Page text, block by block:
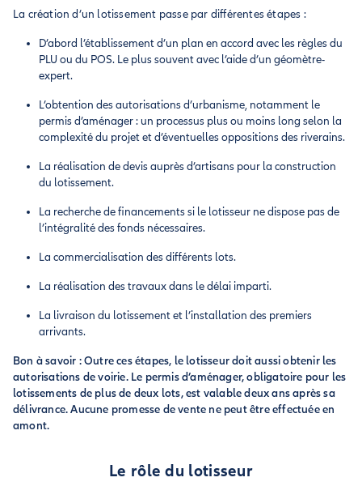
La création d’un lotissement passe par différentes étapes :
D’abord l’établissement d’un plan en accord avec les règles du
PLU ou du POS. Le plus souvent avec l’aide d’un géomètre-
expert.
L’obtention des autorisations d’urbanisme, notamment le
permis d’aménager : un processus plus ou moins long selon la
complexité du projet et d’éventuelles oppositions des riverains.
La réalisation de devis auprès d’artisans pour la construction
du lotissement.
La recherche de financements si le lotisseur ne dispose pas de
l’intégralité des fonds nécessaires.
La commercialisation des différents lots.
La réalisation des travaux dans le délai imparti.
La livraison du lotissement et l’installation des premiers
arrivants.
Bon à savoir : Outre ces étapes, le lotisseur doit aussi obtenir les
autorisations de voirie. Le permis d’aménager, obligatoire pour les
lotissements de plus de deux lots, est valable deux ans après sa
délivrance. Aucune promesse de vente ne peut être effectuée en
amont.
Le rôle du lotisseur